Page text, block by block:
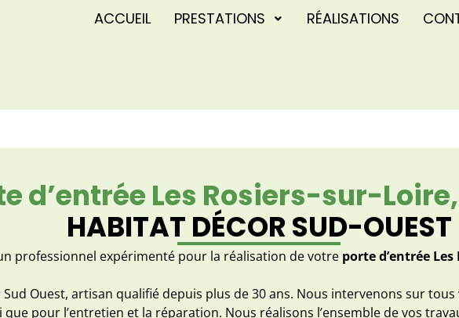
ACCUEIL PRESTATIONS RÉALISATIONS
d’entrée Les Rosiers-sur-
HABITAT DÉCOR SUD-OUEST
professionnel expérimenté pour la réalisation de votre porte d’entrée
Sud Ouest, artisan qualifié depuis plus de 30 ans. Nous intervenons sur
que pour l’entretien et la réparation. Nous réalisons l’ensemble de vos